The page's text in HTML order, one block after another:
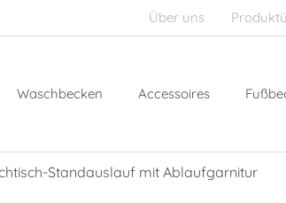
Über uns
Waschbecken Accessoires
Standauslauf mit Ablaufgarnitur